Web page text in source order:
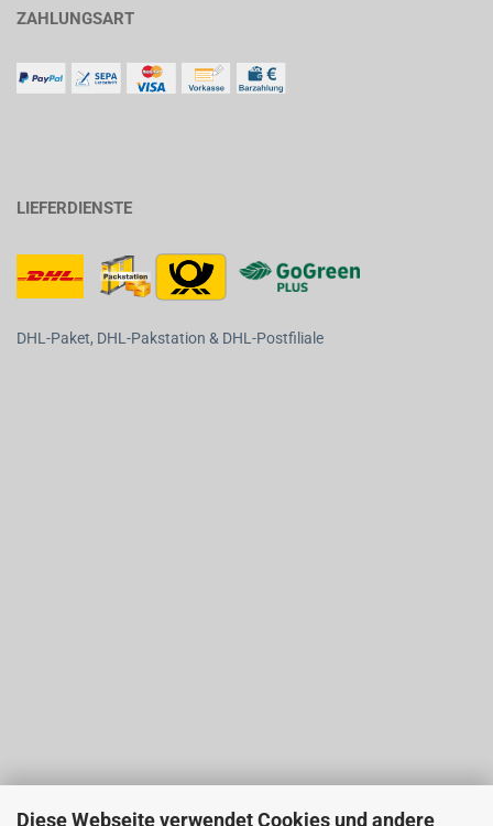
Diese Webseite verwendet Cookies und andere
ZAHLUNGSART
LIEFERDIENSTE
DHL-Paket, DHL-Pakstation & DHL-Postfiliale